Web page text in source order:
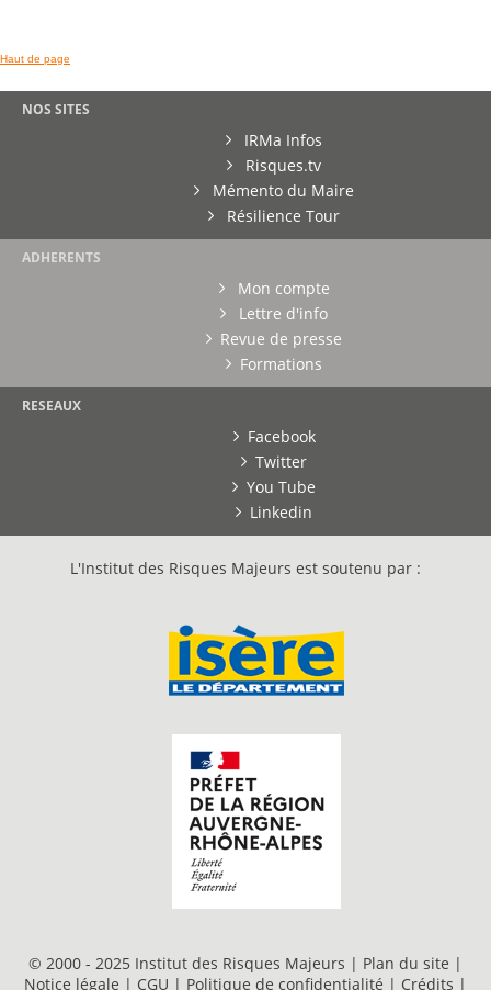
Haut de page
NOS SITES
IRMa Infos
Risques.tv
Mémento du Maire
Résilience Tour
ADHERENTS
Mon compte
Lettre d'info
Revue de presse
Formations
RESEAUX
Facebook
Twitter
You Tube
Linkedin
L'Institut des Risques Majeurs est soutenu par :
© 2000 - 2025 Institut des Risques Majeurs | Plan du site |
Notice légale | CGU | Politique de confidentialité | Crédits |